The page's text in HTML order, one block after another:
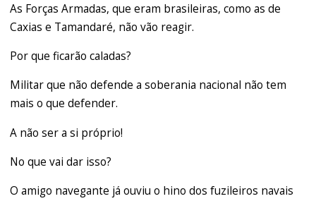
As Forças Armadas, que eram brasileiras, como as de
Caxias e Tamandaré, não vão reagir.
Por que ficarão caladas?
Militar que não defende a soberania nacional não tem
mais o que defender.
A não ser a si próprio!
No que vai dar isso?
O amigo navegante já ouviu o hino dos fuzileiros navais